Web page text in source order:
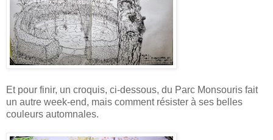
Et pour finir, un croquis, ci-dessous, du Parc Monsouris fait
un autre week-end, mais comment résister à ses belles
couleurs automnales.